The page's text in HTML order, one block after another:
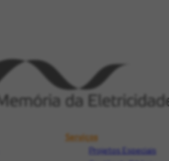
Serviços
Projetos Especiais